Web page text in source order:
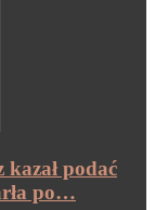
kazał podać
po…